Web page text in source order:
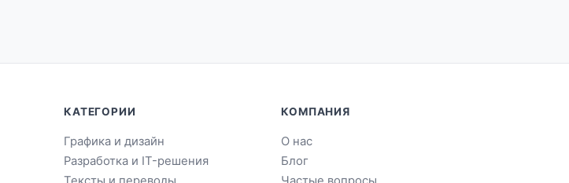
КАТЕГОРИИ
Графика и дизайн
Разработка и IT-решения
КОМПАНИЯ
О нас
Блог